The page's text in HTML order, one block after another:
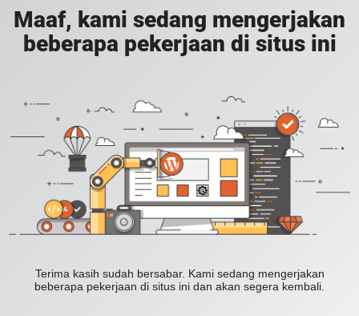
Maaf, kami sedang mengerjakan
beberapa pekerjaan di situs ini
Terima kasih sudah bersabar. Kami sedang mengerjakan
beberapa pekerjaan di situs ini dan akan segera kembali.